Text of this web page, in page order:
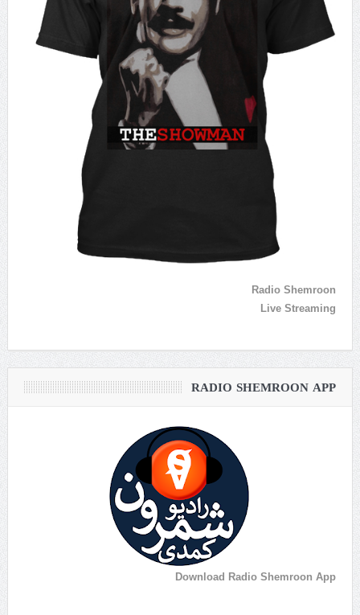
Radio Shemroon
Live Streaming
RADIO SHEMROON APP
Download Radio Shemroon App